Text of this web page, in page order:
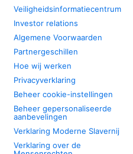
Veiligheidsinformatiecentrum
Investor relations
Algemene Voorwaarden
Partnergeschillen
Hoe wij werken
Privacyverklaring
Beheer cookie-instellingen
Beheer gepersonaliseerde
aanbevelingen
Verklaring Moderne Slavernij
Verklaring over de